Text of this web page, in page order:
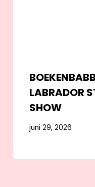
LABRADOR
SHOW
juni 29, 2026